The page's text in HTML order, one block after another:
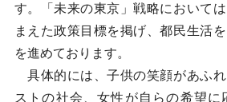
す。「未来の東京」戦略において
まえた政策目標を掲げ、都民生活
を進めております。
具体的には、子供の笑顔があふ
ストの社会、女性が自らの希望に